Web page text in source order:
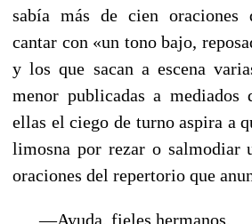
sabía más de cien oraciones
cantar con «un tono bajo,
y los que sacan a escena
menor publicadas a
ellas el ciego de turno aspira a
limosna por rezar o salmodiar
oraciones del repertorio que
—Ayuda, fieles hermanos,